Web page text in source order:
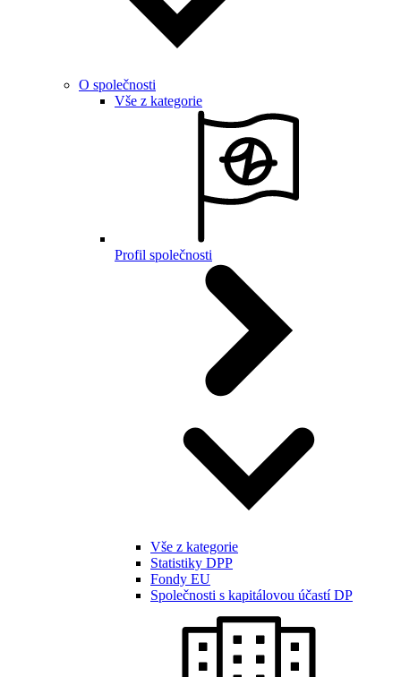
O společnosti
Vše z kategorie
Profil společnosti
Vše z kategorie
Statistiky DPP
Fondy EU
Společnosti s kapitálovou účastí DP